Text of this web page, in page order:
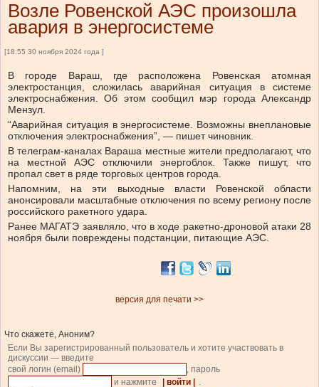
Возле Ровенской АЭС произошла
авария в энергосистеме
[18:55 30 ноября 2024 года ]
В городе Вараш, где расположена Ровенская атомная
электростанция, сложилась аварийная ситуация в системе
электроснабжения. Об этом сообщил мэр города Александр
Мензул.
“Аварийная ситуация в энергосистеме. Возможны внеплановые
отключения электроснабжения”, — пишет чиновник.
В телеграм-каналах Вараша местные жители предполагают, что
на местной АЭС отключили энергоблок. Также пишут, что
пропал свет в ряде торговых центров города.
Напомним, на эти выходные власти Ровенской области
анонсировали масштабные отключения по всему региону после
российского ракетного удара.
Ранее МАГАТЭ заявляло, что в ходе ракетно-дроновой атаки 28
ноября были повреждены подстанции, питающие АЭС.
версия для печати >>
Что скажете, Аноним?
Если Вы зарегистрированный пользователь и хотите участвовать в
дискуссии — введите
свой логин (email)
, пароль
и нажмите
| войти |
.